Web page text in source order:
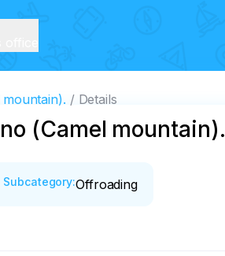
Details
(Camel mountain).
Subcategory:Offroading